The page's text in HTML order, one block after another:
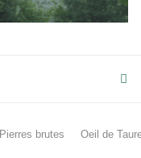
Pierres brutes
Oeil de